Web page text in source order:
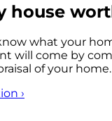
house
what your
will come by
of your home.
›